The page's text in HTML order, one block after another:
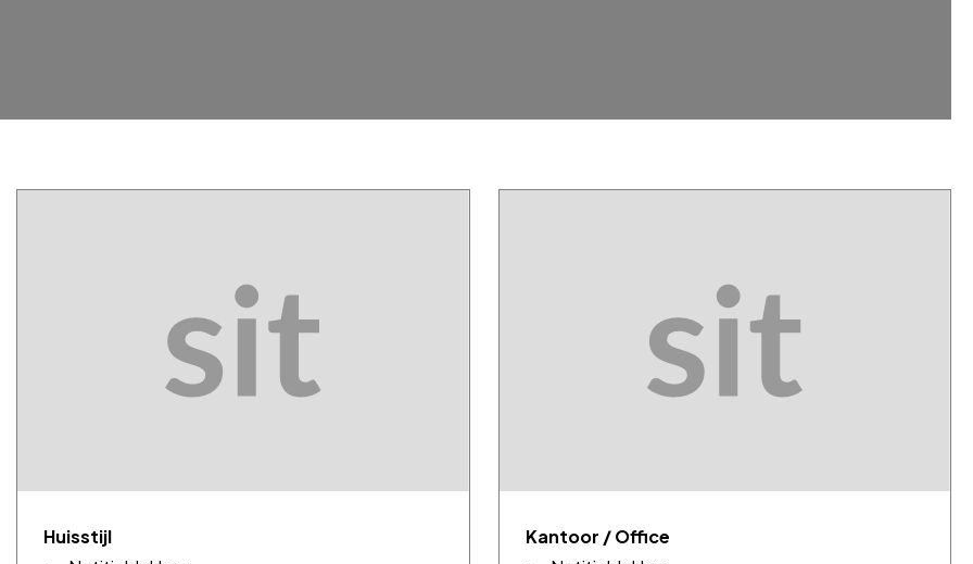
Huisstijl
Kantoor / Office